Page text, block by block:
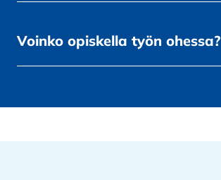
Voinko opiskella työn ohessa?